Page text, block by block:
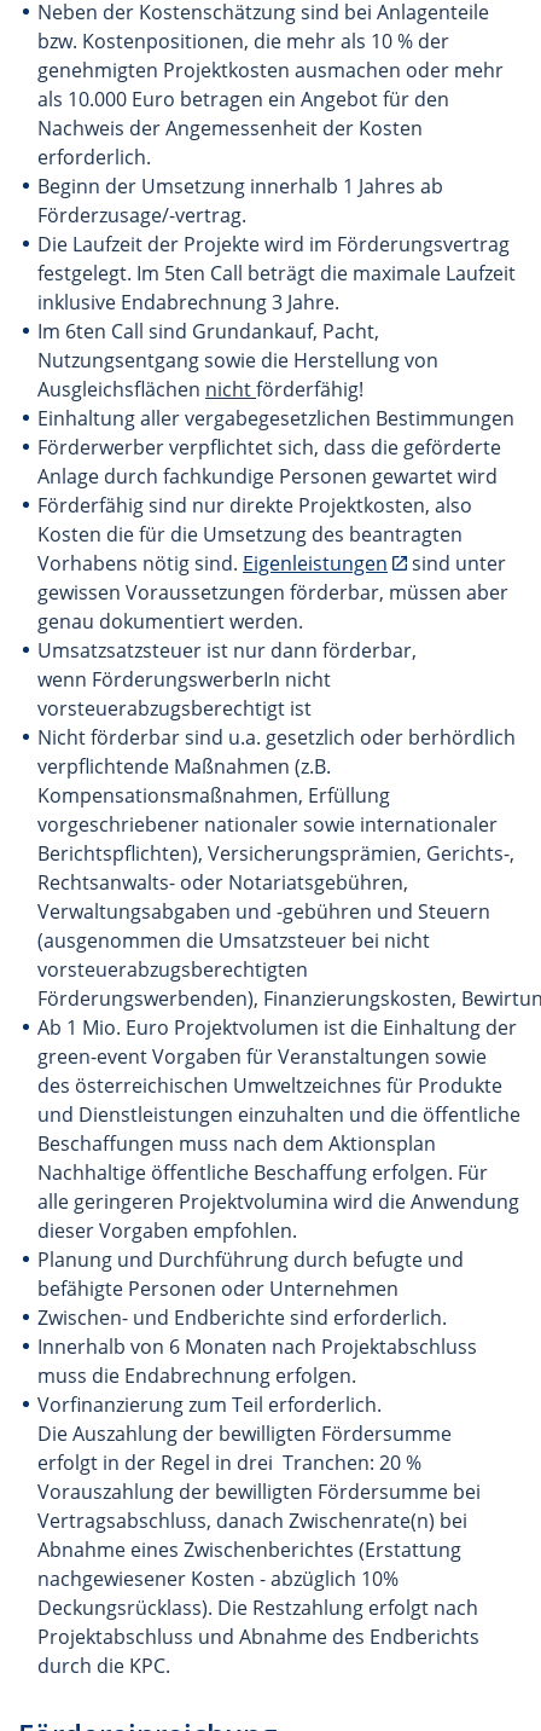
Neben der Kostenschätzung sind bei Anlagenteile
bzw. Kostenpositionen, die mehr als 10 % der
genehmigten Projektkosten ausmachen oder mehr
als 10.000 Euro betragen ein Angebot für den
Nachweis der Angemessenheit der Kosten
erforderlich.
Beginn der Umsetzung innerhalb 1 Jahres ab
Förderzusage/-vertrag.
Die Laufzeit der Projekte wird im Förderungsvertrag
festgelegt. Im 5ten Call beträgt die maximale Laufzeit
inklusive Endabrechnung 3 Jahre.
Im 6ten Call sind Grundankauf, Pacht,
Nutzungsentgang sowie die Herstellung von
Ausgleichsflächen nichtförderfähig!
Einhaltung aller vergabegesetzlichen Bestimmungen
Förderwerber verpflichtet sich, dass die geförderte
Anlage durch fachkundige Personen gewartet wird
Förderfähig sind nur direkte Projektkosten, also
Kosten die für die Umsetzung des beantragten
Vorhabens nötig sind. Eigenleistungen
sind unter
gewissen Voraussetzungen förderbar, müssen aber
genau dokumentiert werden.
Umsatzsatzsteuer ist nur dann förderbar,
wenn FörderungswerberIn nicht
vorsteuerabzugsberechtigt ist
Nicht förderbar sind u.a. gesetzlich oder berhördlich
verpflichtende Maßnahmen (z.B.
Kompensationsmaßnahmen, Erfüllung
vorgeschriebener nationaler sowie internationaler
Berichtspflichten), Versicherungsprämien, Gerichts-,
Rechtsanwalts- oder Notariatsgebühren,
Verwaltungsabgaben und -gebühren und Steuern
(ausgenommen die Umsatzsteuer bei nicht
vorsteuerabzugsberechtigten
Förderungswerbenden), Finanzierungskosten,
Ab 1 Mio. Euro Projektvolumen ist die Einhaltung der
green-event Vorgaben für Veranstaltungen sowie
des österreichischen Umweltzeichnes für Produkte
und Dienstleistungen einzuhalten und die öffentliche
Beschaffungen muss nach dem Aktionsplan
Nachhaltige öffentliche Beschaffung erfolgen. Für
alle geringeren Projektvolumina wird die Anwendung
dieser Vorgaben empfohlen.
Planung und Durchführung durch befugte und
befähigte Personen oder Unternehmen
Zwischen- und Endberichte sind erforderlich.
Innerhalb von 6 Monaten nach Projektabschluss
muss die Endabrechnung erfolgen.
Vorfinanzierung zum Teil erforderlich.
Die Auszahlung der bewilligten Fördersumme
erfolgt in der Regel in drei Tranchen: 20 %
Vorauszahlung der bewilligten Fördersumme bei
Vertragsabschluss, danach Zwischenrate(n) bei
Abnahme eines Zwischenberichtes (Erstattung
nachgewiesener Kosten - abzüglich 10%
Deckungsrücklass). Die Restzahlung erfolgt nach
Projektabschluss und Abnahme des Endberichts
durch die KPC.